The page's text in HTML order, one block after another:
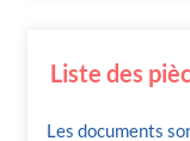
Liste des
Les documents